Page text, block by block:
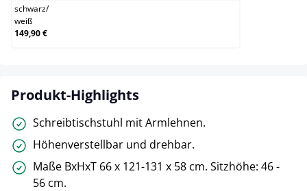
schwarz/
weiß
149,90 €
Produkt-Highlights
Schreibtischstuhl mit Armlehnen.
Höhenverstellbar und drehbar.
Maße BxHxT 66 x 121-131 x 58 cm. Sitzhöhe: 46 -
56 cm.